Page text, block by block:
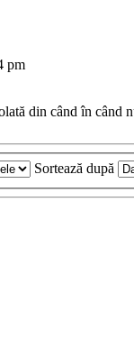
pm
din când în când
Sortează după